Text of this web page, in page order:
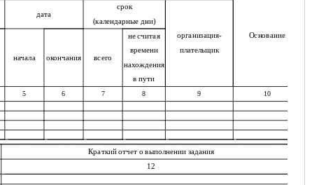
Основание
дата
срок
(календарные дни)
организация-
плательщик
начала окончания всего
не считая
времени
нахождения
в пути
5 6 7 8 9 10
Краткий отчет о выполнении задания
12